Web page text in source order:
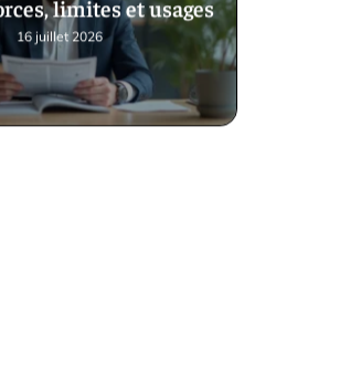
limites et usages
16 juillet 2026